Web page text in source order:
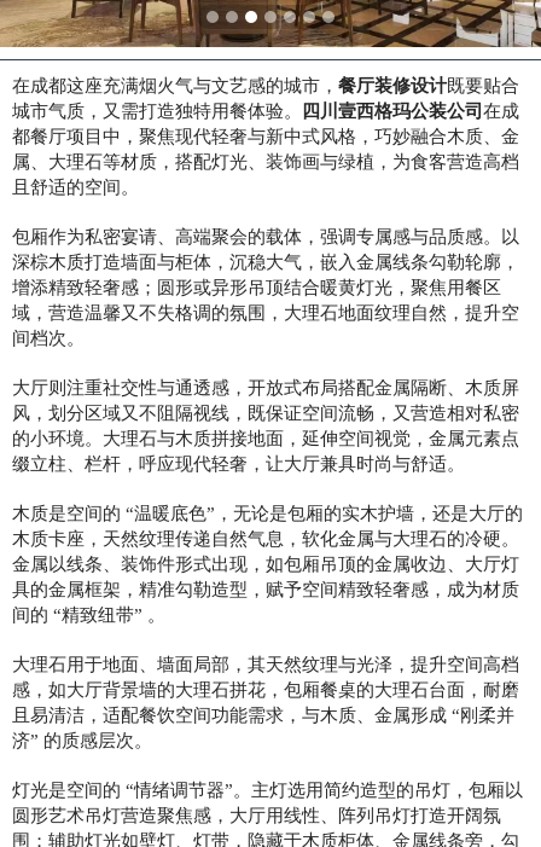
在成都这座充满烟火气与文艺感的城市， 餐厅装修设计既要贴合
城市气质，又需打造独特用餐体验。
四川壹西格玛公装公司 在成
都餐厅项目中，聚焦现代轻奢与新中式风格，巧妙融合木质、金
属、大理石等材质，搭配灯光、装饰画与绿植，为食客营造高档
且舒适的空间。
包厢作为私密宴请、高端聚会的载体，强调专属感与品质感。以
深棕木质打造墙面与柜体，沉稳大气，嵌入金属线条勾勒轮廓，
增添精致轻奢感；圆形或异形吊顶结合暖黄灯光，聚焦用餐区
域，营造温馨又不失格调的氛围，大理石地面纹理自然，提升空
间档次。
大厅则注重社交性与通透感，开放式布局搭配金属隔断、木质屏
风，划分区域又不阻隔视线，既保证空间流畅，又营造相对私密
的小环境。大理石与木质拼接地面，延伸空间视觉，金属元素点
缀立柱、栏杆，呼应现代轻奢，让大厅兼具时尚与舒适。
木质是空间的 “温暖底色” ，无论是包厢的实木护墙，还是大厅的
木质卡座，天然纹理传递自然气息，软化金属与大理石的冷硬。
金属以线条、装饰件形式出现，如包厢吊顶的金属收边、大厅灯
具的金属框架，精准勾勒造型，赋予空间精致轻奢感，成为材质
间的 “精致纽带” 。
大理石用于地面、墙面局部，其天然纹理与光泽，提升空间高档
感，如大厅背景墙的大理石拼花，包厢餐桌的大理石台面，耐磨
且易清洁，适配餐饮空间功能需求，与木质、金属形成 “刚柔并
济” 的质感层次。
灯光是空间的 “情绪调节器”。主灯选用简约造型的吊灯，包厢以
圆形艺术吊灯营造聚焦感，大厅用线性、阵列吊灯打造开阔氛
围；辅助灯光如壁灯、灯带，隐藏于木质柜体、金属线条旁，勾